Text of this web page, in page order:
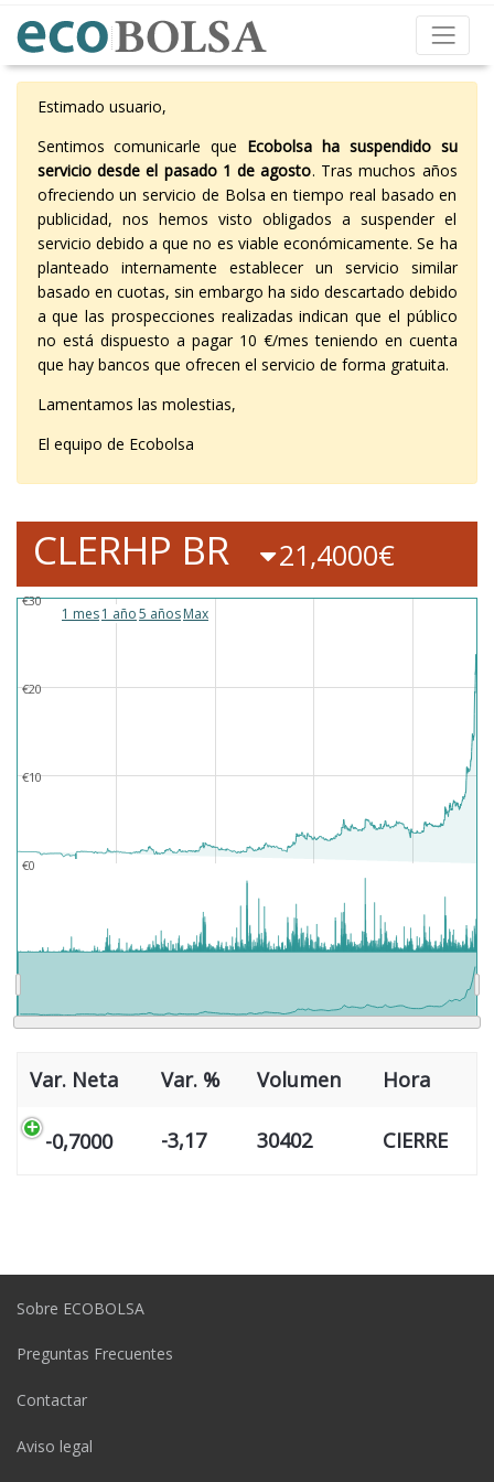
Estimado usuario,
Sentimos comunicarle que Ecobolsa ha suspendido su
servicio desde el pasado 1 de agosto. Tras muchos años
ofreciendo un servicio de Bolsa en tiempo real basado en
publicidad, nos hemos visto obligados a suspender el
servicio debido a que no es viable económicamente. Se ha
planteado internamente establecer un servicio similar
basado en cuotas, sin embargo ha sido descartado debido
a que las prospecciones realizadas indican que el público
no está dispuesto a pagar 10 €/mes teniendo en cuenta
que hay bancos que ofrecen el servicio de forma gratuita.
Lamentamos las molestias,
El equipo de Ecobolsa
CLERHP BR 21,4000€
1 mes1 año5 añosMax
€0
€10
€20
€30
Var. Neta Var. % Volumen Hora
-0,7000 -3,17 30402 CIERRE
Sobre ECOBOLSA
Preguntas Frecuentes
Contactar
Aviso legal